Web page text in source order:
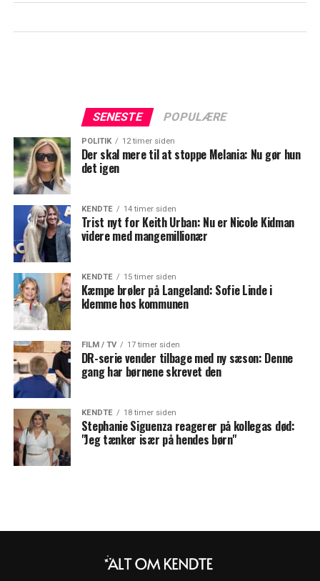
SENESTE POPULÆRE
POLITIK 12 timer siden
Der skal mere til at stoppe Melania: Nu gør hun
det igen
KENDTE 14 timer siden
Trist nyt for Keith Urban: Nu er Nicole Kidman
videre med mangemillionær
KENDTE 15 timer siden
Kæmpe brøler på Langeland: Sofie Linde i
klemme hos kommunen
FILM / TV 17 timer siden
DR-serie vender tilbage med ny sæson: Denne
gang har børnene skrevet den
KENDTE 18 timer siden
Stephanie Siguenza reagerer på kollegas død:
"Jeg tænker især på hendes børn"